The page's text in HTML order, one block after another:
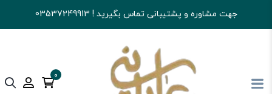
جهت مشاوره و پشتیبانی تماس بگیرید ! 03537249913
0
آجیل و خشکبار عابدینی کالای اساسی و خواربار